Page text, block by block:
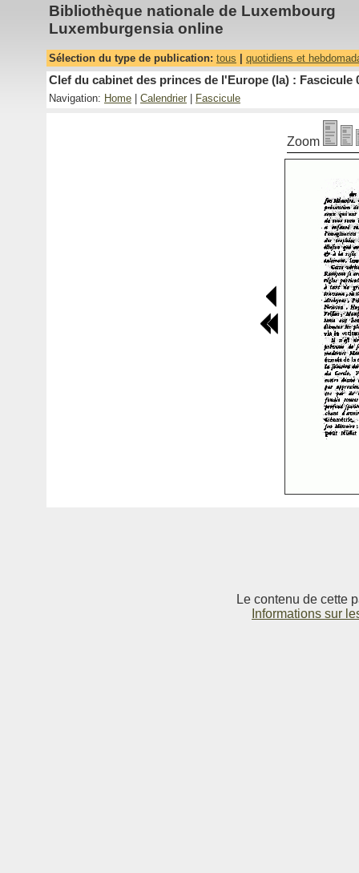
Bibliothèque nationale de Luxembourg
Luxemburgensia online
Sélection du type de publication: tous quotidiens et
Clef du cabinet des princes de l'Europe (la) : Fascicule
Navigation: Home Calendrier Fascicule
Zoom
Le contenu de cette
Informations sur